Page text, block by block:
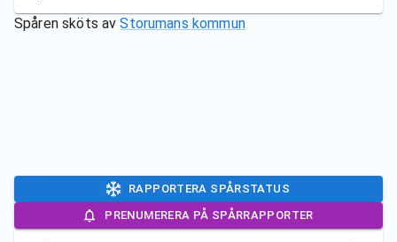
Spåren sköts av Storumans kommun
RAPPORTERA SPÅRSTATUS
PRENUMERERA PÅ SPÅRRAPPORTER